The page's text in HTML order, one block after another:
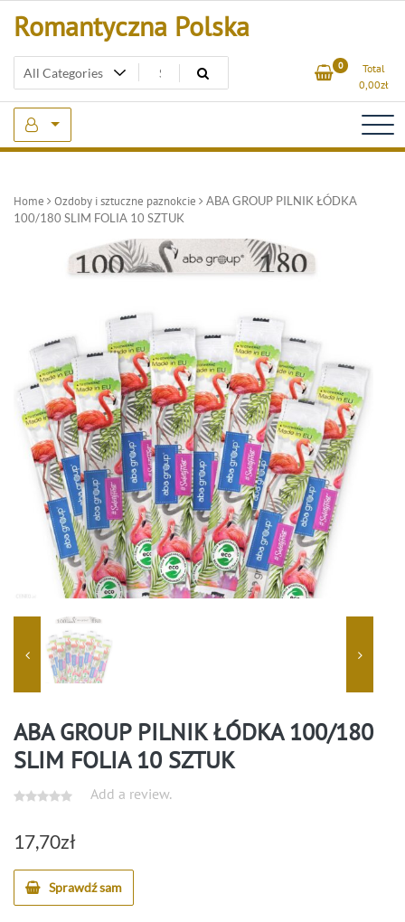
Romantyczna Polska
0
Total
0,00zł
Home Ozdoby i sztuczne paznokcie
ABA GROUP PILNIK ŁÓDKA
100/180 SLIM FOLIA 10 SZTUK
ABA GROUP PILNIK ŁÓDKA 100/180
SLIM FOLIA 10 SZTUK
Add a review.
17,70zł
Sprawdź sam